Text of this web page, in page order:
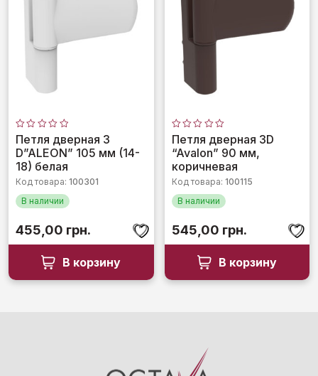
Оценка
0
из
5
Петля дверная 3
D”ALEON” 105 мм (14-
18) белая
Код товара: 100301
В наличии
455,00 грн.
В корзину
Оценка
0
из
Петля дверная 3D
“Avalon” 90 мм,
коричневая
Код товара: 100115
В наличии
545,00 грн.
В корзину